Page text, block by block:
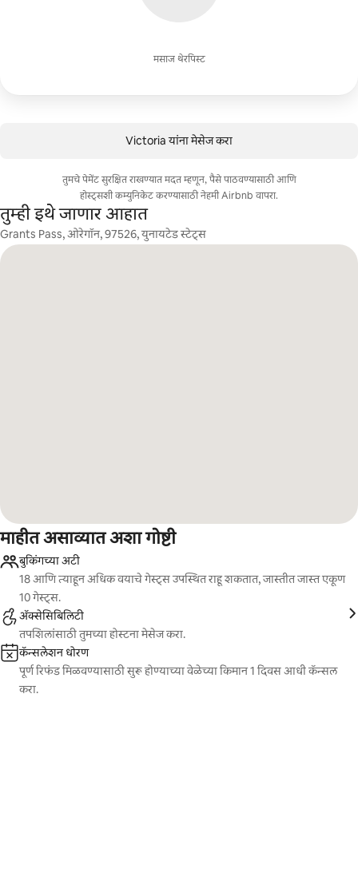
मसाज थेरपिस्ट
Victoria यांना मेसेज करा
तुमचे पेमेंट सुरक्षित राखण्यात मदत म्हणून, पैसे पाठवण्यासाठी आणि
होस्ट्सशी कम्युनिकेट करण्यासाठी नेहमी Airbnb वापरा.
तुम्ही इथे जाणार आहात
Grants Pass, ओरेगॉन, 97526, युनायटेड स्टेट्स
माहीत असाव्यात अशा गोष्टी
बुकिंगच्या अटी
18 आणि त्याहून अधिक वयाचे गेस्ट्स उपस्थित राहू शकतात, जास्तीत जास्त एकूण
10 गेस्ट्स.
ॲक्सेसिबिलिटी
तपशिलांसाठी तुमच्या होस्टना मेसेज करा.
कॅन्सलेशन धोरण
पूर्ण रिफंड मिळवण्यासाठी सुरू होण्याच्या वेळेच्या किमान 1 दिवस आधी कॅन्सल
करा.